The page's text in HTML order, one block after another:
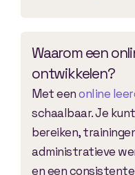
Waarom een
ontwikkelen?
Met eenonline
schaalbaar. Je
bereiken,
administratieve
en een